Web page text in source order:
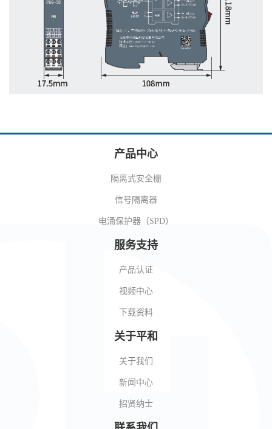
产品中心
隔离式安全栅
信号隔离器
电涌保护器（SPD）
服务支持
产品认证
视频中心
下载资料
关于平和
关于我们
新闻中心
招贤纳士